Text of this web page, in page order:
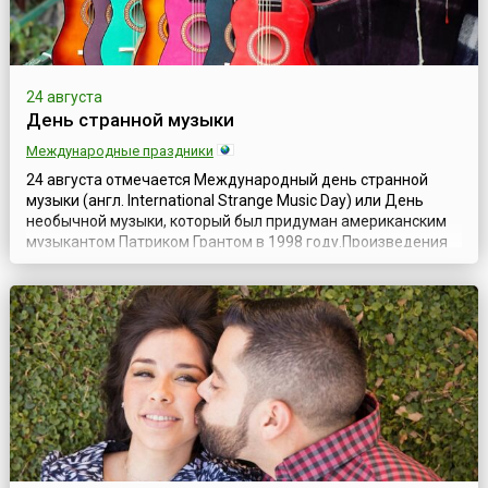
24 августа
День странной музыки
Международные праздники
24 августа отмечается Международный день странной
музыки (англ. International Strange Music Day) или День
необычной музыки, который был придуман американским
музыкантом Патриком Грантом в 1998 году.Произведения
этого композитора представляют собой синтез различных
жанров и стилей — от популярной и классической музыки
до пост-панка, эмбиента и этнической музыки. В начале
своей творческой карьер...